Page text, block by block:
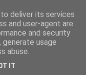
deliver its services
and user-agent are
and security
usage
abuse.
IT